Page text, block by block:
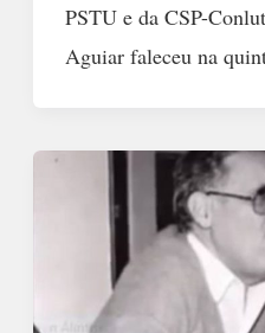
PSTU e da CSP-
Aguiar faleceu na